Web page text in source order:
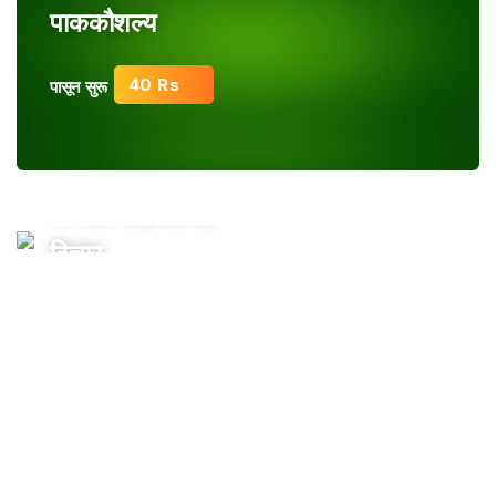
पाककौशल्य
पासून सुरू 40 Rs
विचार